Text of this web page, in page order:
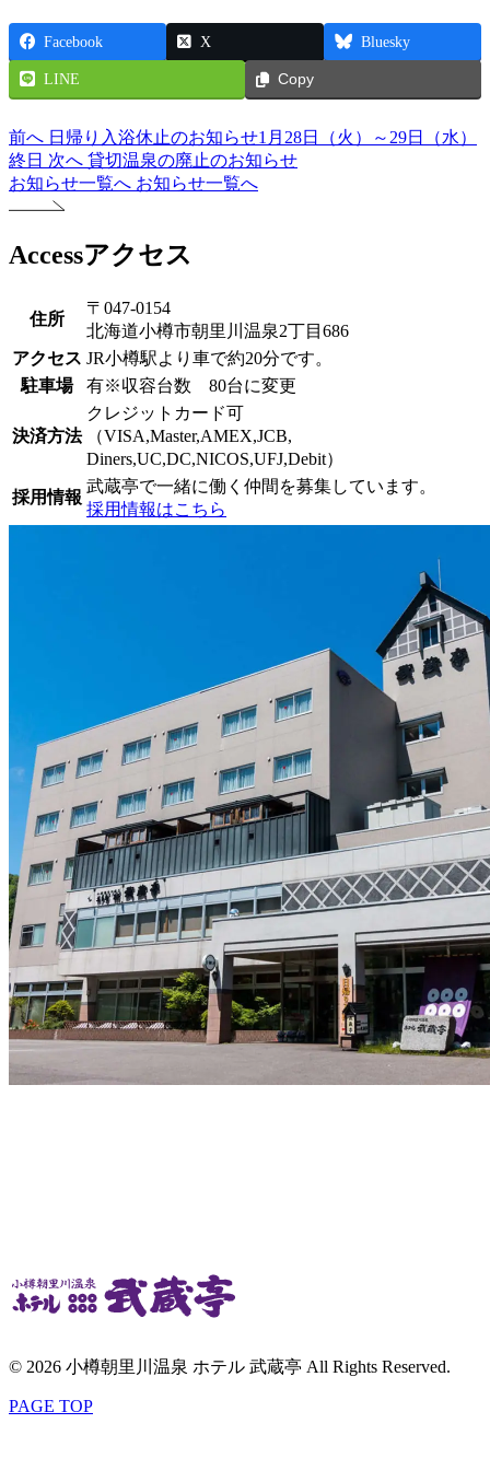
Facebook X Bluesky
LINE Copy
前へ 日帰り入浴休止のお知らせ1月28日（火）～29日（水）
終日 次へ 貸切温泉の廃止のお知らせ
お知らせ一覧へ お知らせ一覧へ
Accessアクセス
住所
〒047-0154
北海道小樽市朝里川温泉2丁目686
アクセス JR小樽駅より車で約20分です。
駐車場
有※収容台数 80台に変更
決済方法
クレジットカード可
（VISA,Master,AMEX,JCB,
Diners,UC,DC,NICOS,UFJ,Debit）
採用情報
武蔵亭で一緒に働く仲間を募集しています。
採用情報はこちら
© 2026 小樽朝里川温泉 ホテル 武蔵亭 All Rights Reserved.
PAGE TOP